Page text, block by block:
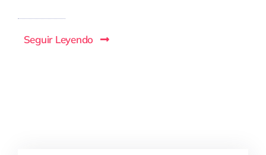
Seguir Leyendo